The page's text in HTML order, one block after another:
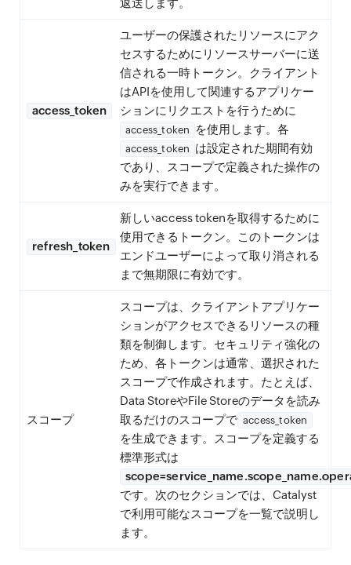
返送します。
access_token
ユーザーの保護されたリソースにアク
セスするためにリソースサーバーに送
信される一時トークン。クライアント
はAPIを使用して関連するアプリケー
ションにリクエストを行うために
access_token を使用します。各
access_token は設定された期間有効
であり、スコープで定義された操作の
みを実行できます。
refresh_token
新しいaccess tokenを取得するために
使用できるトークン。このトークンは
エンドユーザーによって取り消される
まで無期限に有効です。
スコープ
スコープは、クライアントアプリケー
ションがアクセスできるリソースの種
類を制御します。セキュリティ強化の
ため、各トークンは通常、選択された
スコープで作成されます。たとえば、
Data StoreやFile Storeのデータを読み
取るだけのスコープで access_token
を生成できます。スコープを定義する
標準形式は
です。次のセクションでは、Catalyst
で利用可能なスコープを一覧で説明し
ます。